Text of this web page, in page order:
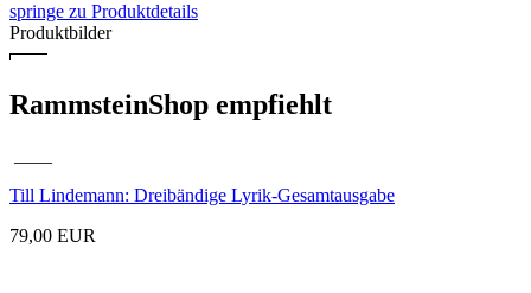
springe zu Produktdetails
Produktbilder
RammsteinShop empfiehlt
Till Lindemann: Dreibändige Lyrik-Gesamtausgabe
79,00 EUR